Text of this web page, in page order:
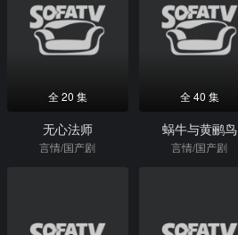
全 20 集
无心法师
言情/国产剧
全 40 集
蜗牛与黄鹂鸟
言情/国产剧